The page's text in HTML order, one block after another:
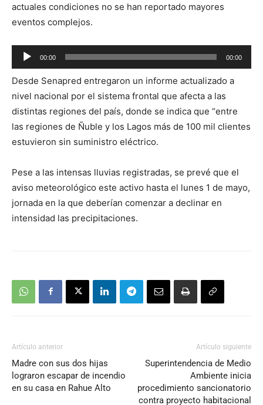
actuales condiciones no se han reportado mayores
eventos complejos.
Reproductor
de
audio
00:00 00:00
Desde Senapred entregaron un informe actualizado a
nivel nacional por el sistema frontal que afecta a las
distintas regiones del país, donde se indica que “entre
las regiones de Ñuble y los Lagos más de 100 mil clientes
estuvieron sin suministro eléctrico.
Pese a las intensas lluvias registradas, se prevé que el
aviso meteorológico este activo hasta el lunes 1 de mayo,
jornada en la que deberían comenzar a declinar en
intensidad las precipitaciones.
Artículo anterior
Madre con sus dos hijas
lograron escapar de incendio
en su casa en Rahue Alto
Artículo siguiente
Superintendencia de Medio
Ambiente inicia
procedimiento sancionatorio
contra proyecto habitacional